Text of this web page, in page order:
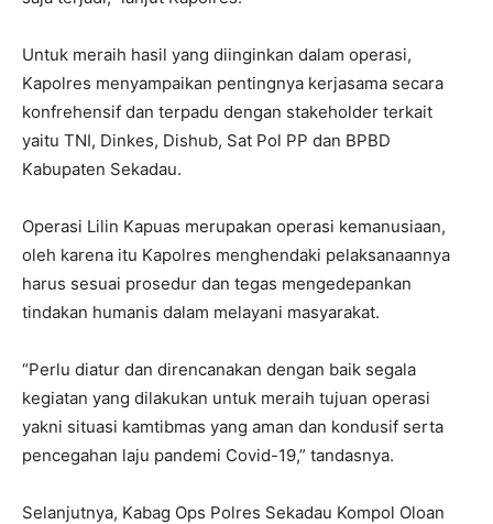
Untuk meraih hasil yang diinginkan dalam operasi,
Kapolres menyampaikan pentingnya kerjasama secara
konfrehensif dan terpadu dengan stakeholder terkait
yaitu TNI, Dinkes, Dishub, Sat Pol PP dan BPBD
Kabupaten Sekadau.
Operasi Lilin Kapuas merupakan operasi kemanusiaan,
oleh karena itu Kapolres menghendaki pelaksanaannya
harus sesuai prosedur dan tegas mengedepankan
tindakan humanis dalam melayani masyarakat.
“Perlu diatur dan direncanakan dengan baik segala
kegiatan yang dilakukan untuk meraih tujuan operasi
yakni situasi kamtibmas yang aman dan kondusif serta
pencegahan laju pandemi Covid-19,” tandasnya.
Selanjutnya, Kabag Ops Polres Sekadau Kompol Oloan